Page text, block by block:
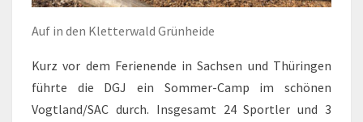
Auf in den Kletterwald Grünheide
Kurz vor dem Ferienende in Sachsen und Thüringen
führte die DGJ ein Sommer-Camp im schönen
Vogtland/SAC durch. Insgesamt 24 Sportler und 3